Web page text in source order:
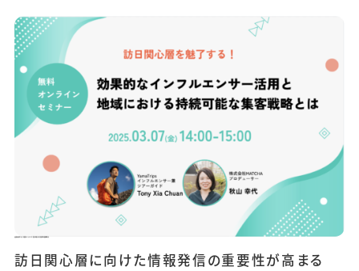
訪日関心層に向けた情報発信の重要性が高まる